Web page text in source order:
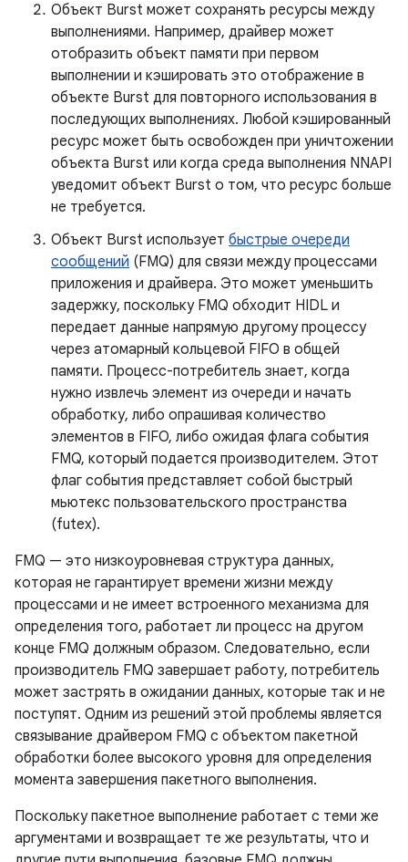
Объект Burst может сохранять ресурсы между
выполнениями. Например, драйвер может
отобразить объект памяти при первом
выполнении и кэшировать это отображение в
объекте Burst для повторного использования в
последующих выполнениях. Любой кэшированный
ресурс может быть освобожден при уничтожении
объекта Burst или когда среда выполнения NNAPI
уведомит объект Burst о том, что ресурс больше
не требуется.
Объект Burst использует быстрые очереди
сообщений (FMQ) для связи между процессами
приложения и драйвера. Это может уменьшить
задержку, поскольку FMQ обходит HIDL и
передает данные напрямую другому процессу
через атомарный кольцевой FIFO в общей
памяти. Процесс-потребитель знает, когда
нужно извлечь элемент из очереди и начать
обработку, либо опрашивая количество
элементов в FIFO, либо ожидая флага события
FMQ, который подается производителем. Этот
флаг события представляет собой быстрый
мьютекс пользовательского пространства
(futex).
FMQ — это низкоуровневая структура данных,
которая не гарантирует времени жизни между
процессами и не имеет встроенного механизма для
определения того, работает ли процесс на другом
конце FMQ должным образом. Следовательно, если
производитель FMQ завершает работу, потребитель
может застрять в ожидании данных, которые так и не
поступят. Одним из решений этой проблемы является
связывание драйвером FMQ с объектом пакетной
обработки более высокого уровня для определения
момента завершения пакетного выполнения.
Поскольку пакетное выполнение работает с теми же
аргументами и возвращает те же результаты, что и